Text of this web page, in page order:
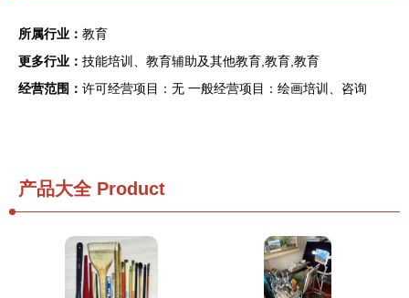
所属行业： 教育
更多行业： 技能培训、教育辅助及其他教育,教育,教育
经营范围： 许可经营项目：无 一般经营项目：绘画培训、咨询
产品大全Product